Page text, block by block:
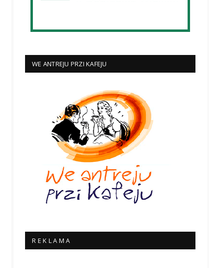
WE ANTREJU PRZI KAFEJU
R E K L A M A